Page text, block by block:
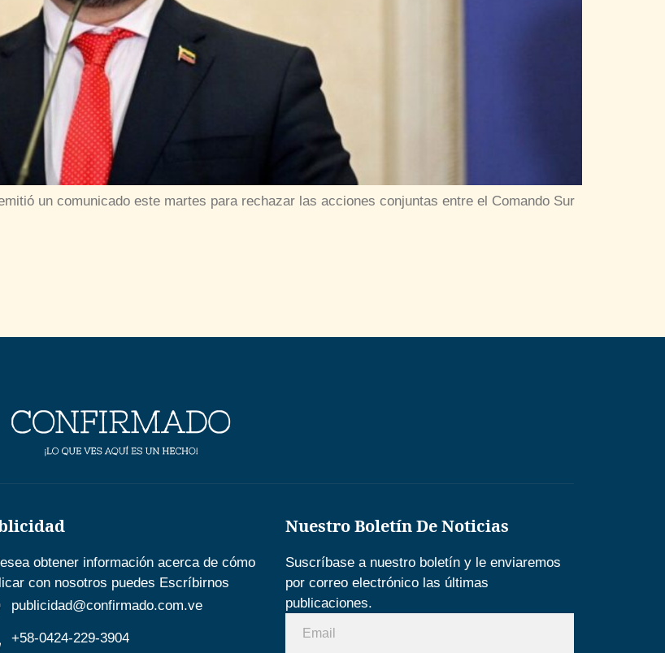
un comunicado este martes para rechazar las acciones conjuntas entre el Comando Sur
obtener información acerca de cómo
con nosotros puedes Escríbirnos
publicidad@confirmado.com.ve
+58-0424-229-3904
Nuestro Boletín De Noticias
Suscríbase a nuestro boletín y le enviaremos
por correo electrónico las últimas
publicaciones.